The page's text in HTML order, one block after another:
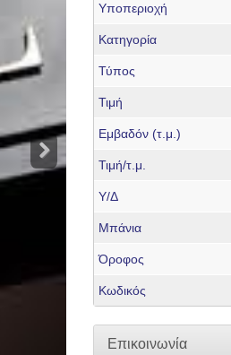
Υποπεριοχή
Κατηγορία
Τύπος
Τιμή
Εμβαδόν (τ.μ.)
Τιμή/τ.μ.
Υ/Δ
Μπάνια
Όροφος
Κωδικός
Επικοινωνία